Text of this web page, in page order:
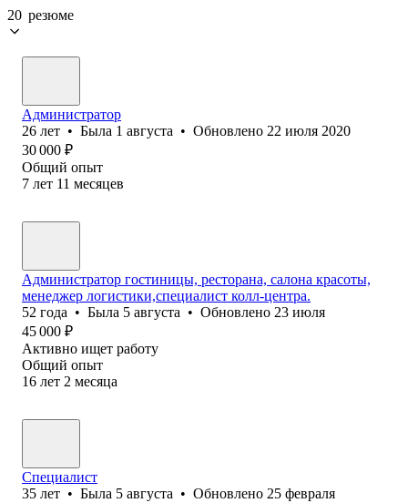
20 резюме
Администратор
26 лет • Была 1 августа • Обновлено 22 июля 2020
30 000 ₽
Общий опыт
7 лет 11 месяцев
Администратор гостиницы, ресторана, салона красоты,
менеджер логистики,специалист колл-центра.
52 года • Была 5 августа • Обновлено 23 июля
45 000 ₽
Активно ищет работу
Общий опыт
16 лет 2 месяца
Специалист
35 лет • Была 5 августа • Обновлено 25 февраля